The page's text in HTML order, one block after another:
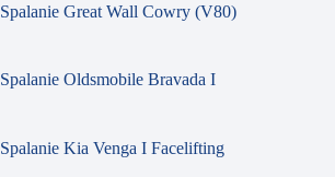
Spalanie Great Wall Cowry (V80)
Spalanie Oldsmobile Bravada I
Spalanie Kia Venga I Facelifting